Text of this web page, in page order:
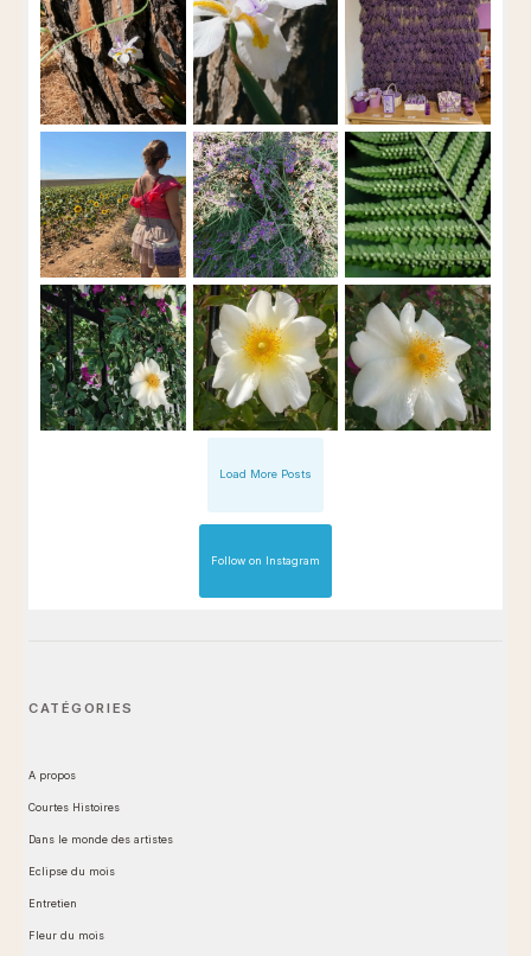
Load More Posts
Follow on Instagram
CATÉGORIES
A propos
Courtes Histoires
Dans le monde des artistes
Eclipse du mois
Entretien
Fleur du mois